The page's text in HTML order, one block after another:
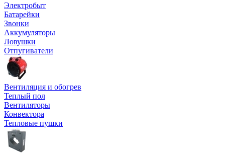
Электробыт
Батарейки
Звонки
Аккумуляторы
Ловушки
Отпугиватели
Вентиляция и обогрев
Теплый пол
Вентиляторы
Конвектора
Тепловые пушки